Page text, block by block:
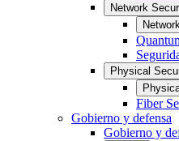
Network
Physical
Fiber
Gobierno y defensa
Gobierno y